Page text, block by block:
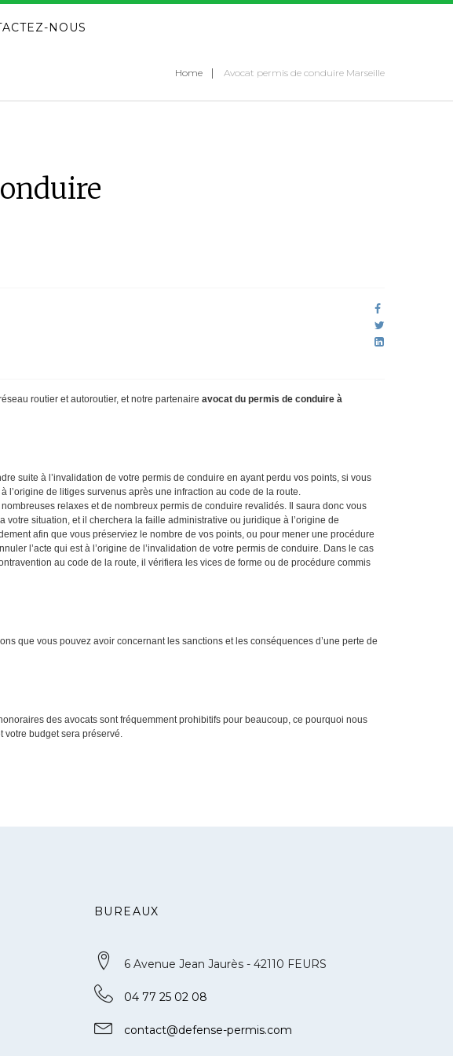
NOUS
Home Avocat permis de conduire Marseille
routier et autoroutier, et notre partenaire avocat du permis de conduire à
suite à l’invalidation de votre permis de conduire en ayant perdu vos points, si vous
l’origine de litiges survenus après une infraction au code de la route.
relaxes et de nombreux permis de conduire revalidés. Il saura donc vous
situation, et il cherchera la faille administrative ou juridique à l’origine de
afin que vous préserviez le nombre de vos points, ou pour mener une procédure
l’acte qui est à l’origine de l’invalidation de votre permis de conduire. Dans le cas
au code de la route, il vérifiera les vices de forme ou de procédure commis
que vous pouvez avoir concernant les sanctions et les conséquences d’une perte de
des avocats sont fréquemment prohibitifs pour beaucoup, ce pourquoi nous
votre budget sera préservé.
BUREAUX
6 Avenue Jean Jaurès - 42110 FEURS
04 77 25 02 08
contact@defense-permis.com